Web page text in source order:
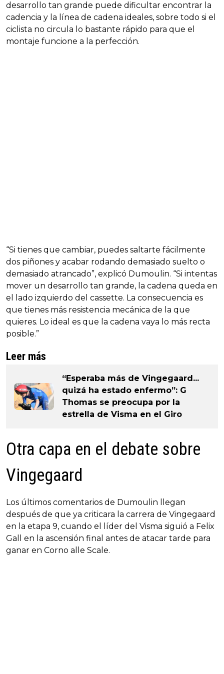
desarrollo tan grande puede dificultar encontrar la
cadencia y la línea de cadena ideales, sobre todo si el
ciclista no circula lo bastante rápido para que el
montaje funcione a la perfección.
“Si tienes que cambiar, puedes saltarte fácilmente
dos piñones y acabar rodando demasiado suelto o
demasiado atrancado”, explicó Dumoulin. “Si intentas
mover un desarrollo tan grande, la cadena queda en
el lado izquierdo del cassette. La consecuencia es
que tienes más resistencia mecánica de la que
quieres. Lo ideal es que la cadena vaya lo más recta
posible.”
Leer más
“Esperaba más de Vingegaard...
quizá ha estado enfermo”: G
Thomas se preocupa por la
estrella de Visma en el Giro
Otra capa en el debate sobre
Vingegaard
Los últimos comentarios de Dumoulin llegan
después de que ya criticara la carrera de Vingegaard
en la etapa 9, cuando el líder del Visma siguió a Felix
Gall en la ascensión final antes de atacar tarde para
ganar en Corno alle Scale.